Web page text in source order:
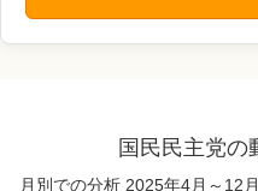
国民民主党の
月別での分析 2025年4月～12月